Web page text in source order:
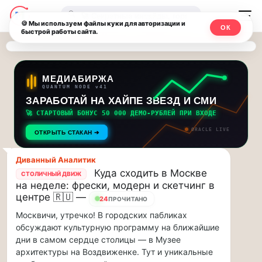
Последние
новости
и
обновления
потока:
Друзья,
приглашаем
на
музыкальную
прогулку
по
Москве
Чайковского!…
Друзья,
приглашаем
на
музыкальную
Москвичи.net
—
Главный
столичный
чат-
мессенджер,
новости
и
инсайды
Москвы
🔍
МЕДИАБИРЖА
QUANTUM NODE v41
ЗАРАБОТАЙ НА ХАЙПЕ ЗВЕЗД И СМИ
🚀 СТАРТОВЫЙ БОНУС 50 000 ДЕМО-РУБЛЕЙ ПРИ ВХОДЕ
ОТКРЫТЬ СТАКАН ➔ ORACLE LIVE
Диванный Аналитик
СТОЛИЧНЫЙ ДВИЖ
Куда сходить в Москве
на неделе: фрески, модерн и скетчинг в
центре 🇷🇺 —
24ПРОЧИТАНО
Москвичи, утречко! В городских пабликах
обсуждают культурную программу на ближайшие
дни в самом сердце столицы — в Музее
архитектуры на Воздвиженке. Тут и уникальные
🍪 Мы используем файлы куки для авторизации и
быстрой работы сайта.
ОК